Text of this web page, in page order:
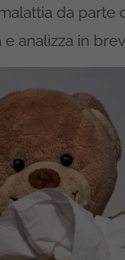
da parte
e analizza in